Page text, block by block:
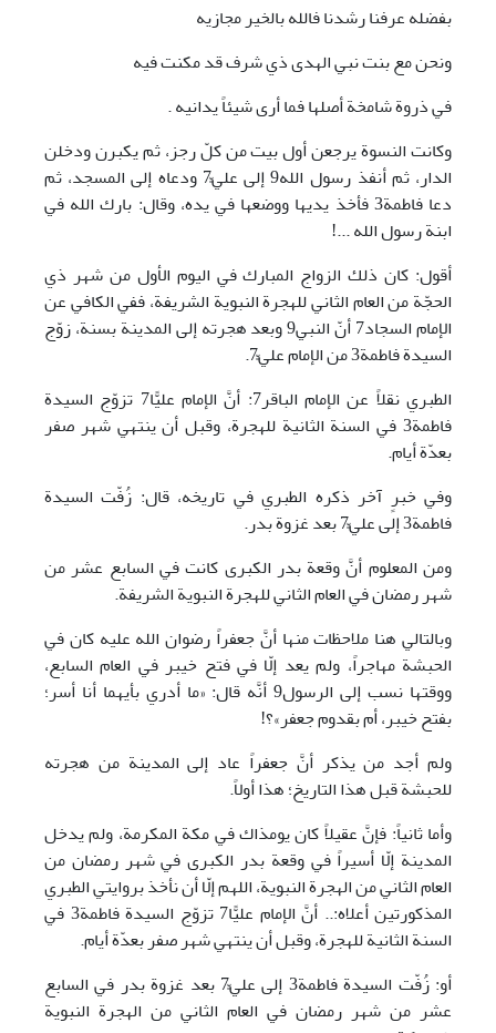
بفضله عرفنا رشدنا فالله بالخير مجازيه
ونحن مع بنت نبي الهدى ذي شرف قد مكنت فيه
في ذروة شامخة أصلها فما أرى شيئاً يدانيه .
وكانت النسوة يرجعن أول بيت من كلّ رجز، ثم يكبرن ودخلن
الدار، ثم أنفذ رسول الله9 إلى عليٍّ7 ودعاه إلى المسجد، ثم
دعا فاطمة3 فأخذ يديها ووضعها في يده، وقال: بارك الله في
ابنة رسول الله ...!
أقول: كان ذلك الزواج المبارك في اليوم الأول من شهر ذي
الحجّة من العام الثاني للهجرة النبوية الشريفة، ففي الكافي عن
الإمام السجاد7 أنّ النبي9 وبعد هجرته إلى المدينة بسنة، زوّج
السيدة فاطمة3 من الإمام عليٍّ7.
الطبري نقلاً عن الإمام الباقر7: أنَّ الإمام عليًّا7 تزوّج السيدة
فاطمة3 في السنة الثانية للهجرة، وقبل أن ينتهي شهر صفر
بعدّة أيام.
وفي خبرٍ آخر ذكره الطبري في تاريخه، قال: زُفّت السيدة
فاطمة3 إلى عليٍّ7 بعد غزوة بدر.
ومن المعلوم أنَّ وقعة بدر الكبرى كانت في السابع عشر من
شهر رمضان في العام الثاني للهجرة النبوية الشريفة.
وبالتالي هنا ملاحظات منها أنَّ جعفراً رضوان الله عليه كان في
الحبشة مهاجراً، ولم يعد إلّا في فتح خيبر في العام السابع،
ووقتها نسب إلى الرسول9 أنَّه قال: «ما أدري بأيهما أنا أسر؛
بفتح خيبر، أم بقدوم جعفر»؟!
ولم أجد من يذكر أنَّ جعفراً عاد إلى المدينة من هجرته
للحبشة قبل هذا التاريخ؛ هذا أولاً.
وأما ثانياً: فإنَّ عقيلاً كان يومذاك في مكة المكرمة، ولم يدخل
المدينة إلّا أسيراً في وقعة بدر الكبرى في شهر رمضان من
العام الثاني من الهجرة النبوية، اللهم إلّا أن نأخذ بروايتي الطبري
المذكورتين أعلاه:.. أنَّ الإمام عليًّا7 تزوّج السيدة فاطمة3 في
السنة الثانية للهجرة، وقبل أن ينتهي شهر صفر بعدّة أيام.
أو: زُفّت السيدة فاطمة3 إلى عليٍّ7 بعد غزوة بدر في السابع
عشر من شهر رمضان في العام الثاني من الهجرة النبوية